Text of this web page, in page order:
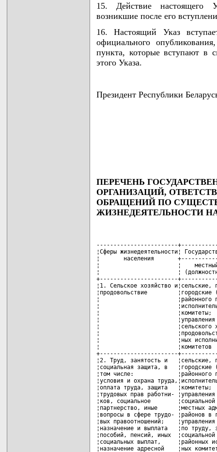
15. Действие настоящего
возникшие после его
16. Настоящий Указ
официального
пункта, которые вступают в
этого Указа.
Президент Республики
ПЕРЕЧЕНЬ
ОРГАНИЗАЦИЙ,
ОБРАЩЕНИЙ ПО
ЖИЗНЕДЕЯТЕЛЬНОСТИ
------------------------+-------------------------------------------
¦Сферы жизнедеятельности¦ Государственные органы, иные организации ¦
¦       населения       +---------------------+--------------------+
¦                       ¦    местный орган    ¦ вышестоящий орган  ¦
¦                       ¦ (должностное лицо)  ¦                    ¦
+-----------------------+---------------------+--------------------+
¦1. Сельское хозяйство и¦сельские, поселковые,¦комитеты по сельско-¦
¦продовольствие         ¦городские (городов   ¦му хозяйству и про- ¦
¦                       ¦районного подчинения)¦довольствию област- ¦
¦                       ¦исполнительные       ¦ных исполнительных  ¦
¦                       ¦комитеты;            ¦комитетов;          ¦
¦                       ¦управления (отделы)  ¦Министерство        ¦
¦                       ¦сельского хозяйства и¦сельского хозяйства ¦
¦                       ¦продовольствия район-¦и продовольствия    ¦
¦                       ¦ных исполнительных   ¦                    ¦
¦                       ¦комитетов            ¦                    ¦
+-----------------------+---------------------+--------------------+
¦2. Труд, занятость и   ¦сельские, поселковые,¦комитеты по труду,  ¦
¦социальная защита, в   ¦городские (городов   ¦занятости и социаль-¦
¦том числе:             ¦районного подчинения)¦ной защите област-  ¦
¦условия и охрана труда,¦исполнительные       ¦ных, Минского город-¦
¦оплата труда, защита   ¦комитеты;            ¦ского исполнительных¦
¦трудовых прав работни- ¦управления (отделы)  ¦комитетов;          ¦
¦ков, социальное        ¦социальной защиты    ¦областные, Минское  ¦
¦партнерство, иные      ¦местных администраций¦городское управления¦
¦вопросы в сфере трудо- ¦районов в городах;   ¦Фонда социальной    ¦
¦вых правоотношений;    ¦управления (отделы)  ¦защиты населения    ¦
¦назначение и выплата   ¦по труду, занятости и¦Министерства труда и¦
¦пособий, пенсий, иных  ¦социальной защите    ¦социальной защиты;  ¦
¦социальных выплат,     ¦районных исполнитель-¦Фонд социальной     ¦
¦назначение адресной    ¦ных комитетов;       ¦защиты населения    ¦
¦социальной помощи,     ¦управления (отделы)  ¦Министерства труда и¦
¦государственное        ¦по труду, занятости и¦социальной защиты;  ¦
¦социальное обеспечение,¦социальной защите    ¦Департамент         ¦
¦иные вопросы социально-¦городских исполни-   ¦государственной     ¦
¦го обеспечения граждан;¦тельных комитетов (в ¦инспекции труда     ¦
¦содействие занятости   ¦городах областного   ¦Министерства труда и¦
¦граждан, проведение    ¦подчинения);         ¦социальной защиты;  ¦
¦общественных           ¦городские, районные, ¦Министерство труда и¦
¦оплачиваемых работ,    ¦районные в городах   ¦социальной защиты   ¦
¦назначение и выплата   ¦отделы Фонда социаль-¦                    ¦
¦пособий по безработице,¦ной защиты населения ¦                    ¦
¦иные вопросы           ¦Министерства труда и ¦                    ¦
¦в сфере занятости;     ¦социальной защиты;   ¦                    ¦
¦обеспечение государст- ¦межрайонные инспекции¦                    ¦
¦венных минимальных     ¦труда, областные уп- ¦                    ¦
¦социальных стандартов в¦равления Департамента¦                    ¦
¦области оплаты труда,  ¦государственной      ¦                    ¦
¦пенсионного обеспече-  ¦инспекции труда      ¦                    ¦
¦ния, социальной        ¦Министерства труда и ¦                    ¦
¦поддержки и социального¦социальной защиты    ¦                    ¦
¦обслуживания;          ¦                     ¦                    ¦
¦демографическая        ¦                     ¦                    ¦
¦безопасность, улучшение¦                     ¦                    ¦
¦социально-экономических¦                     ¦                    ¦
¦условий                ¦                     ¦                    ¦
¦жизнедеятельности      ¦                     ¦                    ¦
¦семьи;                 ¦                     ¦                    ¦
¦контроль за соблюдением¦                     ¦                    ¦
¦законодательства о     ¦                     ¦                    ¦
¦труде, занятости и     ¦                     ¦                    ¦
¦социальной защите      ¦                     ¦                    ¦
+-----------------------+---------------------+--------------------+
¦3. Архитектура, градо- ¦сельские, поселковые,¦комитеты по архитек-¦
¦строительство и строи- ¦городские (городов   ¦туре и строительст- ¦
¦тельство, в том числе: ¦районного подчинения)¦ву областных испол- ¦
¦вопросы выдачи строи-  ¦исполнительные       ¦нительных комитетов;¦
¦тельной и иной разреши-¦комитеты;            ¦комитеты архитектуры¦
¦тельной документации   ¦отделы архитектуры и ¦и градостроительст- ¦
¦в сфере архитектуры,   ¦градостроительства,  ¦ва, строительства и ¦
¦градостроительства и   ¦строительства местных¦инвестиций Минского ¦
¦строительства;         ¦администраций районов¦городского испол-   ¦
¦осуществление контроля ¦в г.Минске;